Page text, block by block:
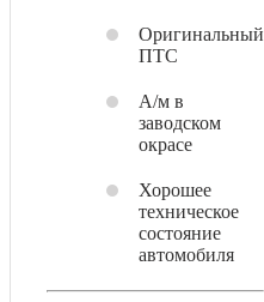
Оригинальный
ПТС
А/м в
заводском
окрасе
Хорошее
техническое
состояние
автомобиля